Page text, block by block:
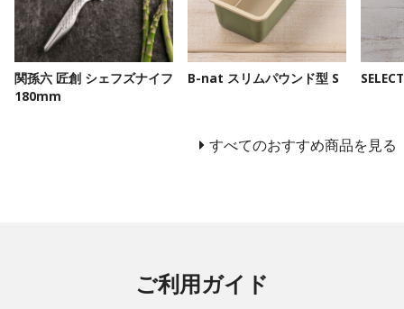
関孫六 匠創 シェフズナイフ
180mm
B-nat スリムパウンド型 S
すべてのおすすめ商品を見る
ご利用ガイド